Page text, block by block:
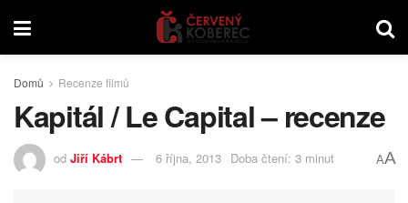
Domů Recenze filmů
Kapitál / Le Capital – recenze
od Jiří Kábrt 6 října, 2013 Doba čtení: 3 minut AA